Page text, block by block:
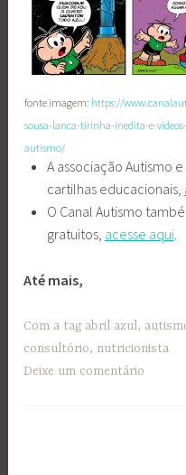
fonte imagem: https://
sousa-lanca-tirinha-inedita-e-
autismo/
A associação Autismo
cartilhas educacionais,
O Canal Autismo
gratuitos, acesse aqui.
Até mais,
Com a tag abril azul,
consultório, nutricionista
Deixe um comentário